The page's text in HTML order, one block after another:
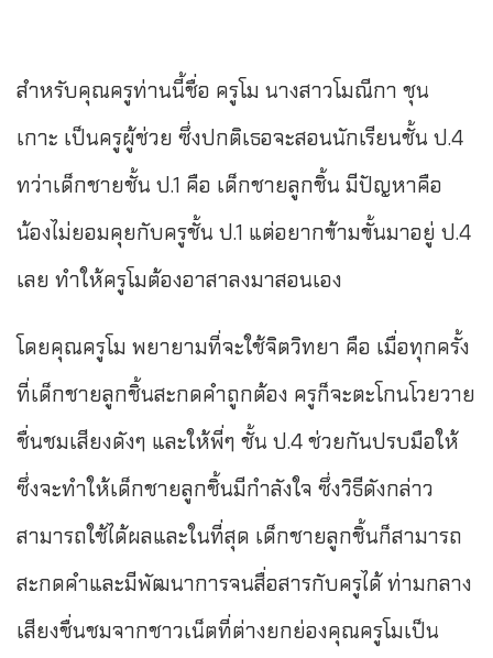
สำหรับคุณครูท่านนี้ชื่อ ครูโม นางสาวโมณีกา ชุน
เกาะ เป็นครูผู้ช่วย ซึ่งปกติเธอจะสอนนักเรียนชั้น ป.4
ทว่าเด็กชายชั้น ป.1 คือ เด็กชายลูกชิ้น มีปัญหาคือ
น้องไม่ยอมคุยกับครูชั้น ป.1 แต่อยากข้ามขั้นมาอยู่ ป.4
เลย ทำให้ครูโมต้องอาสาลงมาสอนเอง
โดยคุณครูโม พยายามที่จะใช้จิตวิทยา คือ เมื่อทุกครั้ง
ที่เด็กชายลูกชิ้นสะกดคำถูกต้อง ครูก็จะตะโกนโวยวาย
ชื่นชมเสียงดังๆ และให้พี่ๆ ชั้น ป.4 ช่วยกันปรบมือให้
ซึ่งจะทำให้เด็กชายลูกชิ้นมีกำลังใจ ซึ่งวิธีดังกล่าว
สามารถใช้ได้ผลและในที่สุด เด็กชายลูกชิ้นก็สามารถ
สะกดคำและมีพัฒนาการจนสื่อสารกับครูได้ ท่ามกลาง
เสียงชื่นชมจากชาวเน็ตที่ต่างยกย่องคุณครูโมเป็น